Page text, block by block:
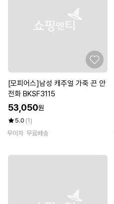
[모피어스]남성 캐주얼 가죽 끈 안
전화 BKSF3115
53,050원
5.0 (1)
무이자 무료배송